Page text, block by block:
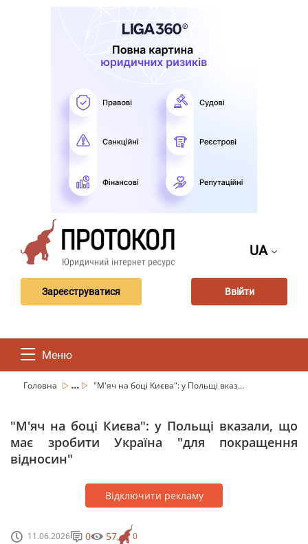
UA
Зареєструватися Ввійти
Меню
Головна ... "М'яч на боці Києва": у Польщі вказ...
"М'яч на боці Києва": у Польщі вказали, що
має зробити Україна "для покращення
відносин"
Відключити рекламу
11.06.2026 0
0 57